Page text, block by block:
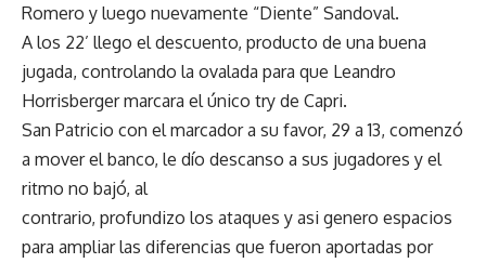
Romero y luego nuevamente “Diente” Sandoval.
A los 22’ llego el descuento, producto de una buena
jugada, controlando la ovalada para que Leandro
Horrisberger marcara el único try de Capri.
San Patricio con el marcador a su favor, 29 a 13, comenzó
a mover el banco, le dío descanso a sus jugadores y el
ritmo no bajó, al
contrario, profundizo los ataques y asi genero espacios
para ampliar las diferencias que fueron aportadas por